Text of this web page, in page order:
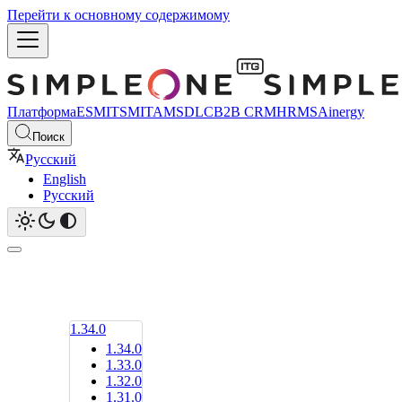
Перейти к основному содержимому
ПлатформаESMITSMITAMSDLCB2B CRMHRMSAinergy
Поиск
Русский
English
Русский
1.34.0
1.34.0
1.33.0
1.32.0
1.31.0